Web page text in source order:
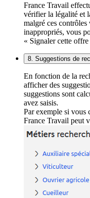
France Travail
vérifier la légalité et
malgré ces contrôles
inappropriés, vous
« Signaler cette offre
8. Suggestions de
En fonction de la
afficher des
suggestions sont
avez saisis.
Par exemple si vous
France Travail peut